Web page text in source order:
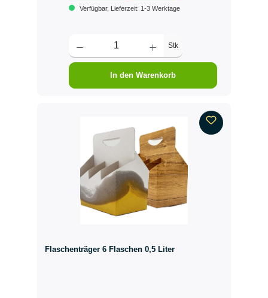
Verfügbar, Lieferzeit: 1-3 Werktage
Stk
In den Warenkorb
Flaschenträger 6 Flaschen 0,5 Liter